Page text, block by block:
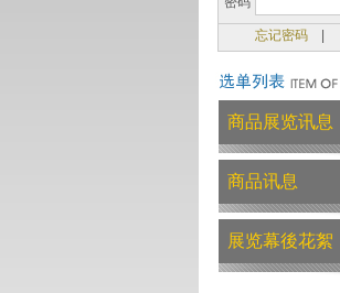
忘记密码|
商品展览讯息
商品讯息
展览幕後花絮